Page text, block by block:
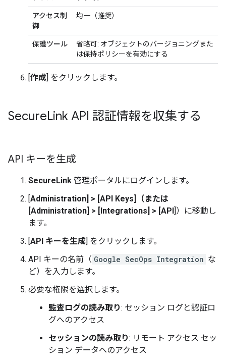
アクセス制
御
均一（推奨）
保護ツール
省略可: オブジェクトのバージョニングまた
は保持ポリシーを有効にする
[作成] をクリックします。
SecureLink API 認証情報を収集する
API キーを生成
SecureLink 管理ポータルにログインします。
[Administration] > [API Keys]（または
[Administration] > [Integrations] > [API]）に移動し
ます。
[API キーを生成] をクリックします。
API キーの名前（ Google SecOps Integration な
ど）を入力します。
必要な権限を選択します。
監査ログの読み取り: セッション ログと認証ロ
グへのアクセス
セッションの読み取り: リモート アクセス セッ
ション データへのアクセス